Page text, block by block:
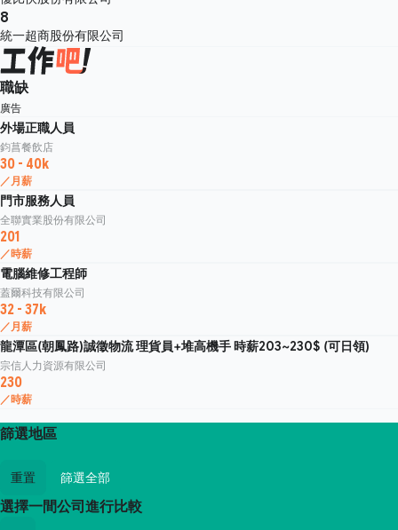
8
統一超商股份有限公司
職缺
廣告
外場正職人員
鈞菖餐飲店
30 - 40k
／月薪
門市服務人員
全聯實業股份有限公司
201
／時薪
電腦維修工程師
蓋爾科技有限公司
32 - 37k
／月薪
龍潭區(朝鳳路)誠徵物流 理貨員+堆高機手 時薪203~230$ (可日領)
宗信人力資源有限公司
230
／時薪
篩選地區
重置 篩選全部
選擇一間公司進行比較